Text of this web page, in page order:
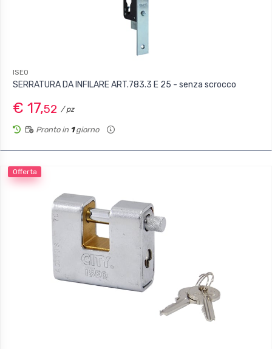
ISEO
SERRATURA DA INFILARE ART.783.3 E 25 - senza scrocco
€ 17,52 / pz
Pronto in 1giorno
Offerta